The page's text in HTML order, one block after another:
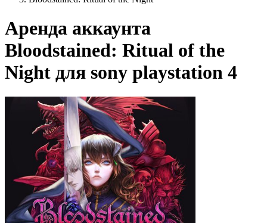
Аренда аккаунта
Bloodstained: Ritual of the
Night для sony playstation 4